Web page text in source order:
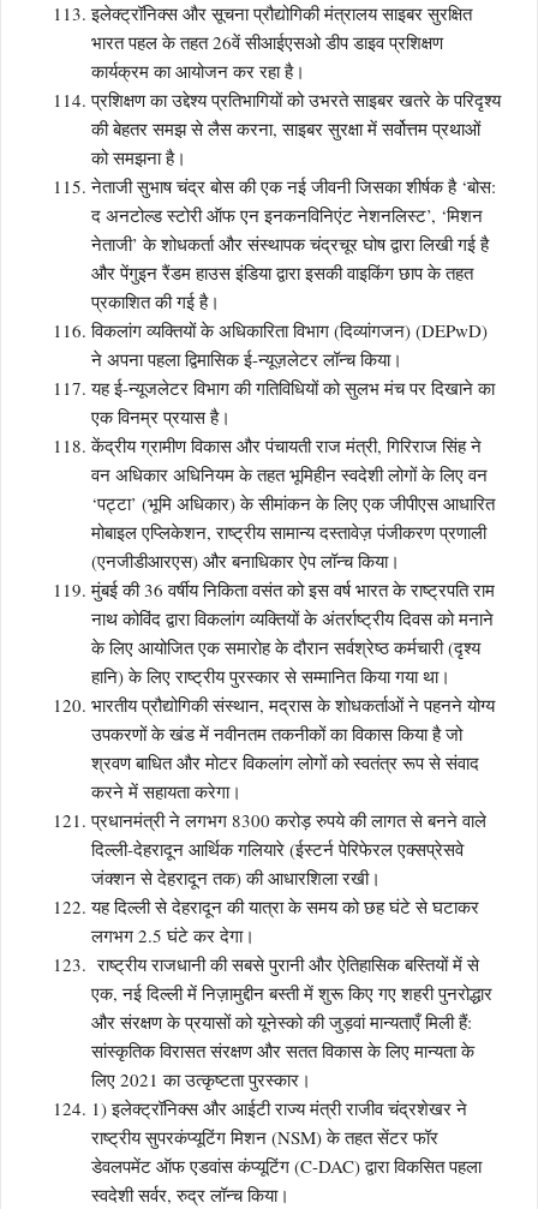
इलेक्ट्रॉनिक्स और सूचना प्रौद्योगिकी मंत्रालय साइबर सुरक्षित
भारत पहल के तहत 26वें सीआईएसओ डीप डाइव प्रशिक्षण
कार्यक्रम का आयोजन कर रहा है।
प्रशिक्षण का उद्देश्य प्रतिभागियों को उभरते साइबर खतरे के परिदृश्य
की बेहतर समझ से लैस करना, साइबर सुरक्षा में सर्वोत्तम प्रथाओं
को समझना है।
नेताजी सुभाष चंद्र बोस की एक नई जीवनी जिसका शीर्षक है ‘बोस:
द अनटोल्ड स्टोरी ऑफ एन इनकनविनिएंट नेशनलिस्ट’, ‘मिशन
नेताजी’ के शोधकर्ता और संस्थापक चंद्रचूर घोष द्वारा लिखी गई है
और पेंगुइन रैंडम हाउस इंडिया द्वारा इसकी वाइकिंग छाप के तहत
प्रकाशित की गई है।
विकलांग व्यक्तियों के अधिकारिता विभाग (दिव्यांगजन) (DEPwD)
ने अपना पहला द्विमासिक ई-न्यूज़लेटर लॉन्च किया।
यह ई-न्यूजलेटर विभाग की गतिविधियों को सुलभ मंच पर दिखाने का
एक विनम्र प्रयास है।
केंद्रीय ग्रामीण विकास और पंचायती राज मंत्री, गिरिराज सिंह ने
वन अधिकार अधिनियम के तहत भूमिहीन स्वदेशी लोगों के लिए वन
‘पट्टा’ (भूमि अधिकार) के सीमांकन के लिए एक जीपीएस आधारित
मोबाइल एप्लिकेशन, राष्ट्रीय सामान्य दस्तावेज़ पंजीकरण प्रणाली
(एनजीडीआरएस) और बनाधिकार ऐप लॉन्च किया।
मुंबई की 36 वर्षीय निकिता वसंत को इस वर्ष भारत के राष्ट्रपति राम
नाथ कोविंद द्वारा विकलांग व्यक्तियों के अंतर्राष्ट्रीय दिवस को मनाने
के लिए आयोजित एक समारोह के दौरान सर्वश्रेष्ठ कर्मचारी (दृश्य
हानि) के लिए राष्ट्रीय पुरस्कार से सम्मानित किया गया था।
भारतीय प्रौद्योगिकी संस्थान, मद्रास के शोधकर्ताओं ने पहनने योग्य
उपकरणों के खंड में नवीनतम तकनीकों का विकास किया है जो
श्रवण बाधित और मोटर विकलांग लोगों को स्वतंत्र रूप से संवाद
करने में सहायता करेगा।
प्रधानमंत्री ने लगभग 8300 करोड़ रुपये की लागत से बनने वाले
दिल्ली-देहरादून आर्थिक गलियारे (ईस्टर्न पेरिफेरल एक्सप्रेसवे
जंक्शन से देहरादून तक) की आधारशिला रखी।
यह दिल्ली से देहरादून की यात्रा के समय को छह घंटे से घटाकर
लगभग 2.5 घंटे कर देगा।
राष्ट्रीय राजधानी की सबसे पुरानी और ऐतिहासिक बस्तियों में से
एक, नई दिल्ली में निज़ामुद्दीन बस्ती में शुरू किए गए शहरी पुनरोद्धार
और संरक्षण के प्रयासों को यूनेस्को की जुड़वां मान्यताएँ मिली हैं:
सांस्कृतिक विरासत संरक्षण और सतत विकास के लिए मान्यता के
लिए 2021 का उत्कृष्टता पुरस्कार।
1) इलेक्ट्रॉनिक्स और आईटी राज्य मंत्री राजीव चंद्रशेखर ने
राष्ट्रीय सुपरकंप्यूटिंग मिशन (NSM) के तहत सेंटर फॉर
डेवलपमेंट ऑफ एडवांस कंप्यूटिंग (C-DAC) द्वारा विकसित पहला
स्वदेशी सर्वर, रुद्र लॉन्च किया।